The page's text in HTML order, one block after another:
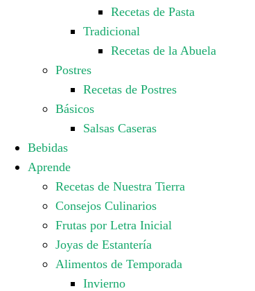
Recetas de Pasta
Tradicional
Recetas de la Abuela
Postres
Recetas de Postres
Básicos
Salsas Caseras
Bebidas
Aprende
Recetas de Nuestra Tierra
Consejos Culinarios
Frutas por Letra Inicial
Joyas de Estantería
Alimentos de Temporada
Invierno